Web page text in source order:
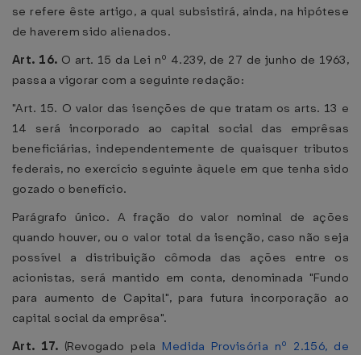
se refere êste artigo, a qual subsistirá, ainda, na hipótese
de haverem sido alienados.
Art. 16. O art. 15 da Lei nº 4.239, de 27 de junho de 1963,
passa a vigorar com a seguinte redação:
"Art. 15. O valor das isenções de que tratam os arts. 13 e
14 será incorporado ao capital social das emprêsas
beneficiárias, independentemente de quaisquer tributos
federais, no exercício seguinte àquele em que tenha sido
gozado o benefício.
Parágrafo único. A fração do valor nominal de ações
quando houver, ou o valor total da isenção, caso não seja
possível a distribuição cômoda das ações entre os
acionistas, será mantido em conta, denominada "Fundo
para aumento de Capital", para futura incorporação ao
capital social da emprêsa".
Art. 17. (Revogado pela Medida Provisória nº 2.156, de